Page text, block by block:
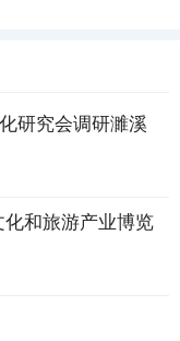
研究会调研濉溪
和旅游产业博览